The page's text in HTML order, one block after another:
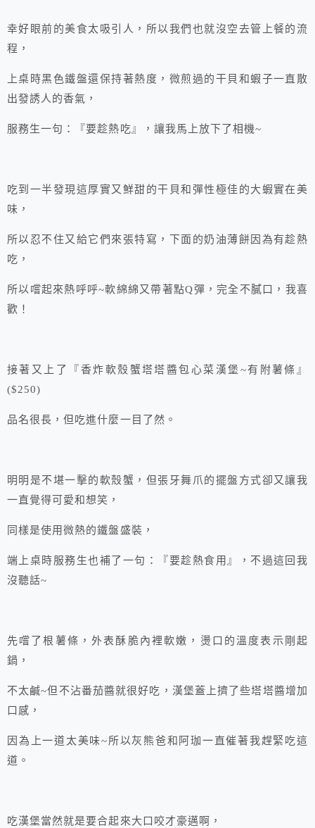
幸好眼前的美食太吸引人，所以我們也就沒空去管上餐的流
程，
上桌時黑色鐵盤還保持著熱度，微煎過的干貝和蝦子一直散
出發誘人的香氣，
服務生一句：『要趁熱吃』，讓我馬上放下了相機~
吃到一半發現這厚實又鮮甜的干貝和彈性極佳的大蝦實在美
味，
所以忍不住又給它們來張特寫，下面的奶油薄餅因為有趁熱
吃，
所以嚐起來熱呼呼~軟綿綿又帶著點Q彈，完全不膩口，我喜
歡！
接著又上了『香炸軟殼蟹塔塔醬包心菜漢堡~有附薯條』
($250)
品名很長，但吃進什麼一目了然。
明明是不堪一擊的軟殼蟹，但張牙舞爪的擺盤方式卻又讓我
一直覺得可愛和想笑，
同樣是使用微熱的鐵盤盛裝，
端上桌時服務生也補了一句：『要趁熱食用』，不過這回我
沒聽話~
先嚐了根薯條，外表酥脆內裡軟嫩，燙口的溫度表示剛起
鍋，
不太鹹~但不沾番茄醬就很好吃，漢堡蓋上擠了些塔塔醬增加
口感，
因為上一道太美味~所以灰熊爸和阿珈一直催著我趕緊吃這
道。
吃漢堡當然就是要合起來大口咬才豪邁啊，